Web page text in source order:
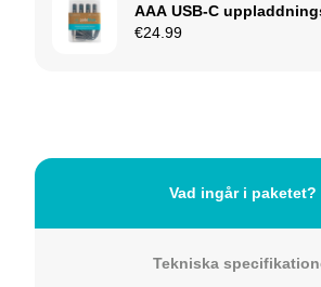
AAA USB-C
€24.99
Vad ingår i paketet?
Tekniska